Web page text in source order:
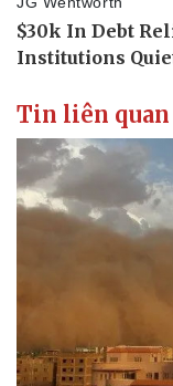
Tin liên quan